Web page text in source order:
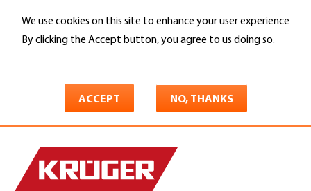
We use cookies on this site to enhance your user experience
By clicking the Accept button, you agree to us doing so.
ACCEPT NO, THANKS
main
Search
Krüger + Co. AG